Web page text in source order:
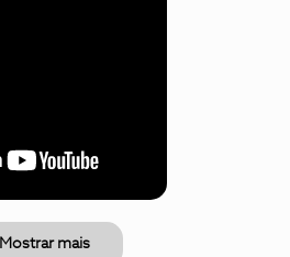
Mostrar mais